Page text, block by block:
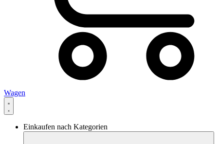
Wagen
Einkaufen nach Kategorien